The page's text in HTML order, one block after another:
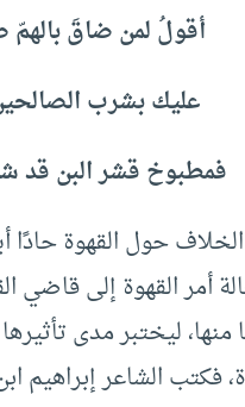
أقولُ لمن ضاقَ
عليك بشرب
فمطبوخ قشر البن قد
أمر القهوة إلى
ليختبر مدى
الشاعر إبراهيم ابن المبلط (ت: